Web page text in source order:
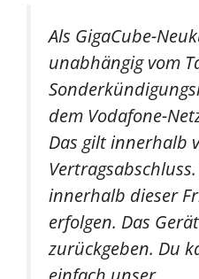
Als GigaCube-
unabhängig vom
dem Vodafone-
Das gilt innerhalb
innerhalb dieser
erfolgen. Das
zurückgeben. Du